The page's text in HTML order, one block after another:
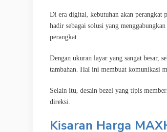
Di era digital, kebutuhan akan perangkat
hadir sebagai solusi yang
perangkat.
Dengan ukuran layar yang sangat besar,
tambahan. Hal ini membuat komunikasi
Selain itu, desain bezel yang tipis
direksi.
Kisaran Harga